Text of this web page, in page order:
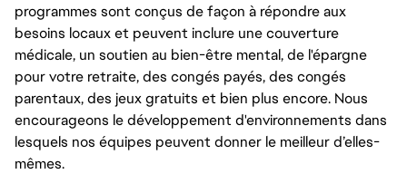
programmes sont conçus de façon à répondre aux
besoins locaux et peuvent inclure une couverture
médicale, un soutien au bien-être mental, de l'épargne
pour votre retraite, des congés payés, des congés
parentaux, des jeux gratuits et bien plus encore. Nous
encourageons le développement d'environnements dans
lesquels nos équipes peuvent donner le meilleur d’elles-
mêmes.